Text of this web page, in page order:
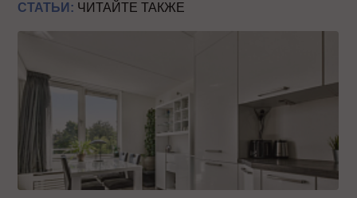
СТАТЬИ: ЧИТАЙТЕ ТАКЖЕ